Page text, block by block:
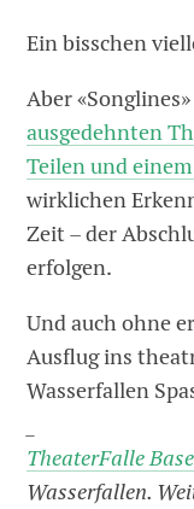
Ein bisschen
Aber
ausgedehnten
Teilen und
wirklichen
Zeit – der
erfolgen.
Und auch ohne
Ausflug ins
Wasserfallen
TheaterFalle
Wasserfallen.